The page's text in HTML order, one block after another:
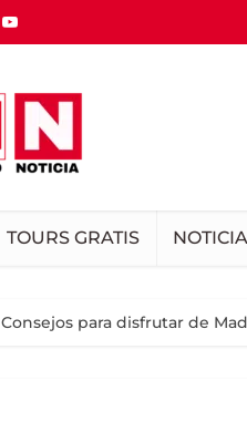
TOURS GRATIS
Consejos para disfrutar de